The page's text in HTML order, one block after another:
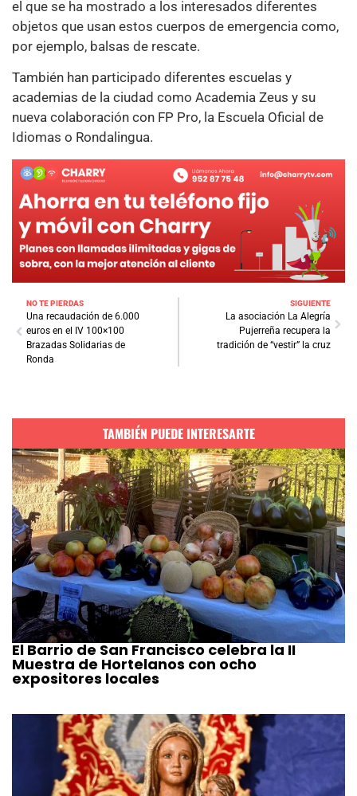
el que se ha mostrado a los interesados diferentes
objetos que usan estos cuerpos de emergencia como,
por ejemplo, balsas de rescate.
También han participado diferentes escuelas y
academias de la ciudad como Academia Zeus y su
nueva colaboración con FP Pro, la Escuela Oficial de
Idiomas o Rondalingua.
NO TE PIERDAS
Una recaudación de 6.000
euros en el IV 100×100
Brazadas Solidarias de
Ronda
SIGUIENTE
La asociación La Alegría
Pujerreña recupera la
tradición de “vestir” la cruz
TAMBIÉN PUEDE INTERESARTE
El Barrio de San Francisco celebra la II
Muestra de Hortelanos con ocho
expositores locales